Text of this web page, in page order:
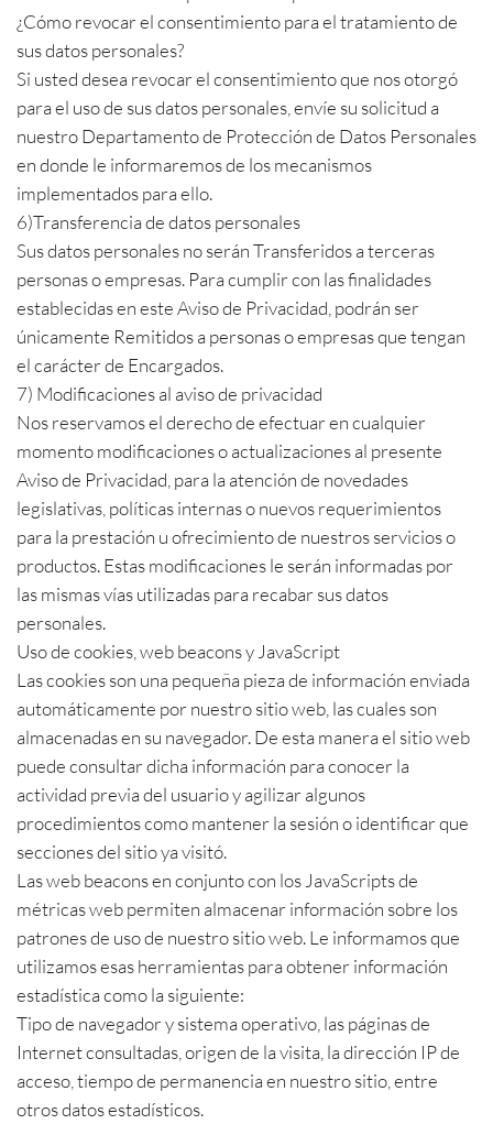
¿Cómo revocar el consentimiento para el tratamiento de
sus datos personales?
Si usted desea revocar el consentimiento que nos otorgó
para el uso de sus datos personales, envíe su solicitud a
nuestro Departamento de Protección de Datos Personales
en donde le informaremos de los mecanismos
implementados para ello.
6)Transferencia de datos personales
Sus datos personales no serán Transferidos a terceras
personas o empresas. Para cumplir con las finalidades
establecidas en este Aviso de Privacidad, podrán ser
únicamente Remitidos a personas o empresas que tengan
el carácter de Encargados.
7) Modificaciones al aviso de privacidad
Nos reservamos el derecho de efectuar en cualquier
momento modificaciones o actualizaciones al presente
Aviso de Privacidad, para la atención de novedades
legislativas, políticas internas o nuevos requerimientos
para la prestación u ofrecimiento de nuestros servicios o
productos. Estas modificaciones le serán informadas por
las mismas vías utilizadas para recabar sus datos
personales.
Uso de cookies, web beacons y JavaScript
Las cookies son una pequeña pieza de información enviada
automáticamente por nuestro sitio web, las cuales son
almacenadas en su navegador. De esta manera el sitio web
puede consultar dicha información para conocer la
actividad previa del usuario y agilizar algunos
procedimientos como mantener la sesión o identificar que
secciones del sitio ya visitó.
Las web beacons en conjunto con los JavaScripts de
métricas web permiten almacenar información sobre los
patrones de uso de nuestro sitio web. Le informamos que
utilizamos esas herramientas para obtener información
estadística como la siguiente:
Tipo de navegador y sistema operativo, las páginas de
Internet consultadas, origen de la visita, la dirección IP de
acceso, tiempo de permanencia en nuestro sitio, entre
otros datos estadísticos.